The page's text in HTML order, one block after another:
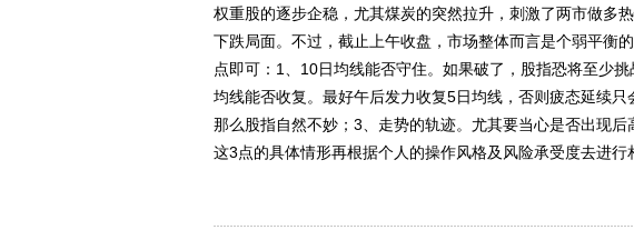
权重股的逐步企稳，尤其煤炭的突然拉升，刺激了两市做多
下跌局面。不过，截止上午收盘，市场整体而言是个弱平衡
点即可：1、10日均线能否守住。如果破了，股指恐将至少
均线能否收复。最好午后发力收复5日均线，否则疲态延续只
那么股指自然不妙；3、走势的轨迹。尤其要当心是否出现
这3点的具体情形再根据个人的操作风格及风险承受度去进行